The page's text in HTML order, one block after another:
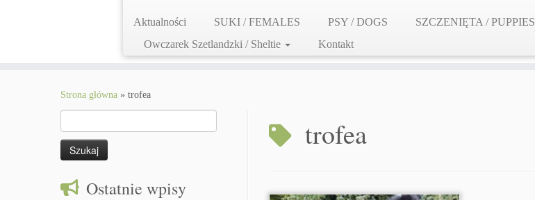
Aktualności SUKI / FEMALES PSY / DOGS SZCZENIĘTA / PUPPIES
Owczarek Szetlandzki / Sheltie
Kontakt
Strona główna » trofea
Ostatnie wpisy
trofea